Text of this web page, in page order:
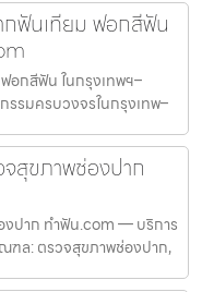
ฟันเทียม ฟอกสีฟัน
อกสีฟัน ในกรุงเทพฯ–
มครบวงจรในกรุงเทพ–
สุขภาพช่องปาก
งปาก ทำฟัน.com — บริการ
ฑล: ตรวจสุขภาพช่องปาก,